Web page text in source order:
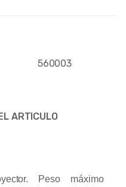
560003
ARTICULO
Peso máximo